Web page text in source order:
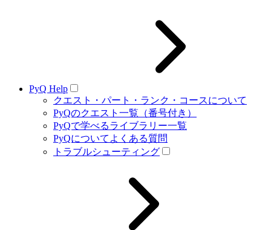
PyQ Help
クエスト・パート・ランク・コースについて
PyQのクエスト一覧（番号付き）
PyQで学べるライブラリー一覧
PyQについてよくある質問
トラブルシューティング